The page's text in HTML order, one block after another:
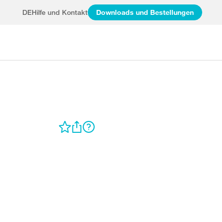
DEHilfe und Kontakt Downloads und Bestellungen